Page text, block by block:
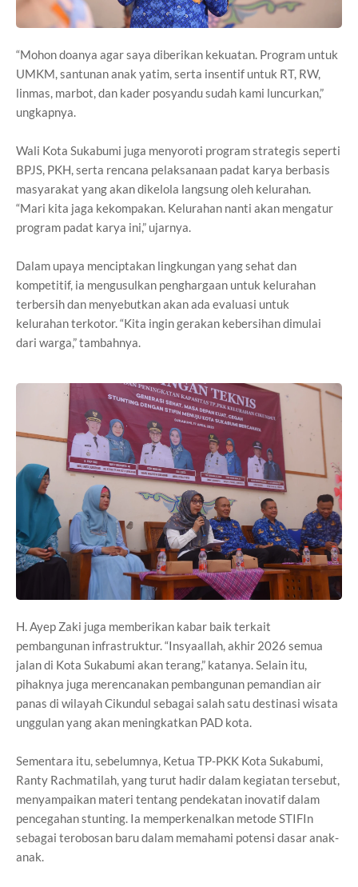
“Mohon doanya agar saya diberikan kekuatan. Program untuk
UMKM, santunan anak yatim, serta insentif untuk RT, RW,
linmas, marbot, dan kader posyandu sudah kami luncurkan,”
ungkapnya.
Wali Kota Sukabumi juga menyoroti program strategis seperti
BPJS, PKH, serta rencana pelaksanaan padat karya berbasis
masyarakat yang akan dikelola langsung oleh kelurahan.
“Mari kita jaga kekompakan. Kelurahan nanti akan mengatur
program padat karya ini,” ujarnya.
Dalam upaya menciptakan lingkungan yang sehat dan
kompetitif, ia mengusulkan penghargaan untuk kelurahan
terbersih dan menyebutkan akan ada evaluasi untuk
kelurahan terkotor. “Kita ingin gerakan kebersihan dimulai
dari warga,” tambahnya.
H. Ayep Zaki juga memberikan kabar baik terkait
pembangunan infrastruktur. “Insyaallah, akhir 2026 semua
jalan di Kota Sukabumi akan terang,” katanya. Selain itu,
pihaknya juga merencanakan pembangunan pemandian air
panas di wilayah Cikundul sebagai salah satu destinasi wisata
unggulan yang akan meningkatkan PAD kota.
Sementara itu, sebelumnya, Ketua TP-PKK Kota Sukabumi,
Ranty Rachmatilah, yang turut hadir dalam kegiatan tersebut,
menyampaikan materi tentang pendekatan inovatif dalam
pencegahan stunting. Ia memperkenalkan metode STIFIn
sebagai terobosan baru dalam memahami potensi dasar anak-
anak.